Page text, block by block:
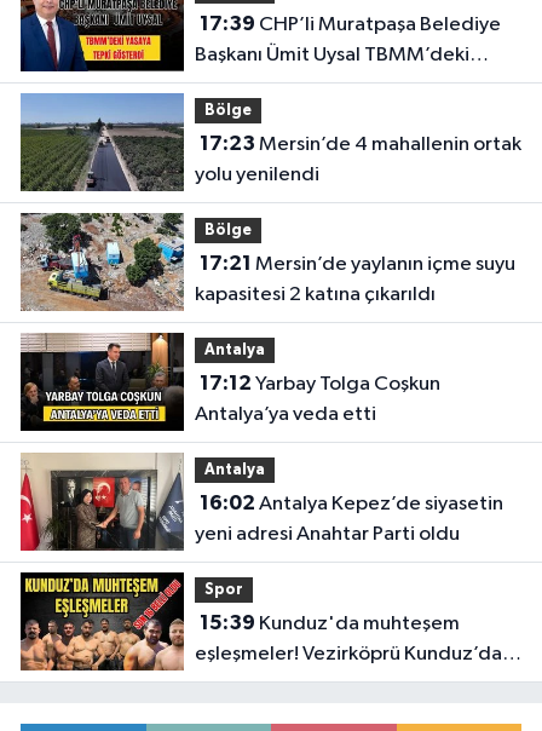
17:39
Başkanı Ümit Uysal TBMM’deki
yasaya tepki gösterdi
Bölge
17:23
yolu yenilendi
Bölge
17:21
kapasitesi 2 katına çıkarıldı
Antalya
17:12
Antalya’ya veda etti
Antalya
16:02
yeni adresi Anahtar Parti oldu
Spor
15:39
eşleşmeler! Vezirköprü Kunduz’da
nefesler tutuldu, son 16 belli oldu